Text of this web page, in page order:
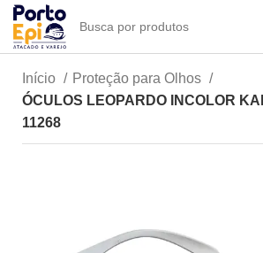
Início
Proteção para Olhos
ÓCULOS LEOPARDO INCOLOR
11268